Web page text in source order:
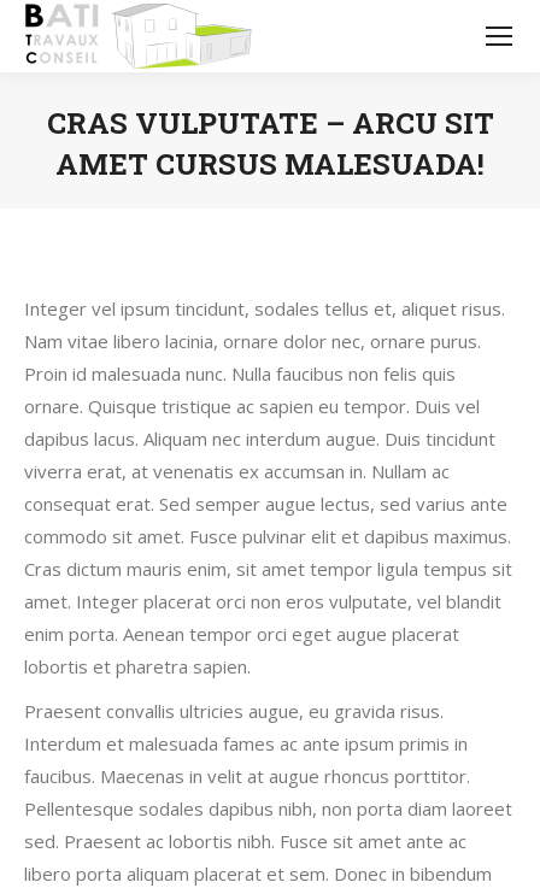
CRAS VULPUTATE – ARCU SIT
AMET CURSUS MALESUADA!
Integer vel ipsum tincidunt, sodales tellus et, aliquet risus.
Nam vitae libero lacinia, ornare dolor nec, ornare purus.
Proin id malesuada nunc. Nulla faucibus non felis quis
ornare. Quisque tristique ac sapien eu tempor. Duis vel
dapibus lacus. Aliquam nec interdum augue. Duis tincidunt
viverra erat, at venenatis ex accumsan in. Nullam ac
consequat erat. Sed semper augue lectus, sed varius ante
commodo sit amet. Fusce pulvinar elit et dapibus maximus.
Cras dictum mauris enim, sit amet tempor ligula tempus sit
amet. Integer placerat orci non eros vulputate, vel blandit
enim porta. Aenean tempor orci eget augue placerat
lobortis et pharetra sapien.
Praesent convallis ultricies augue, eu gravida risus.
Interdum et malesuada fames ac ante ipsum primis in
faucibus. Maecenas in velit at augue rhoncus porttitor.
Pellentesque sodales dapibus nibh, non porta diam laoreet
sed. Praesent ac lobortis nibh. Fusce sit amet ante ac
libero porta aliquam placerat et sem. Donec in bibendum